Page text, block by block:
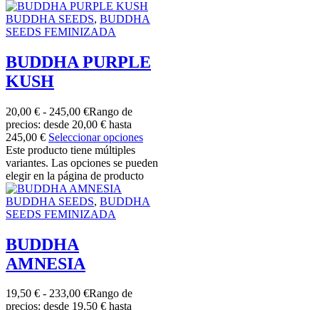
BUDDHA SEEDS, BUDDHA
SEEDS FEMINIZADA
BUDDHA PURPLE
KUSH
20,00 € - 245,00 €Rango de
precios: desde 20,00 € hasta
245,00 € Seleccionar opciones
Este producto tiene múltiples
variantes. Las opciones se pueden
elegir en la página de producto
BUDDHA SEEDS, BUDDHA
SEEDS FEMINIZADA
BUDDHA
AMNESIA
19,50 € - 233,00 €Rango de
precios: desde 19,50 € hasta